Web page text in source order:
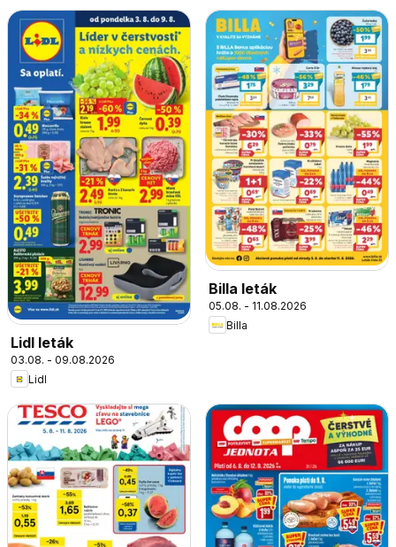
Lidl leták
03.08. - 09.08.2026
Lidl
Billa leták
05.08. - 11.08.2026
Billa